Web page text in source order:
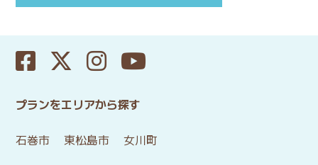
プランをエリアから探す
石巻市 東松島市 女川町